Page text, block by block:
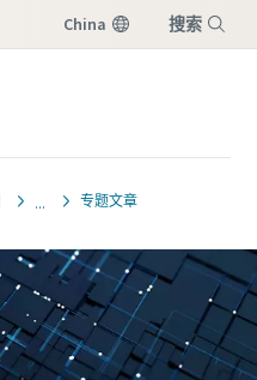
China 搜索
专题文章